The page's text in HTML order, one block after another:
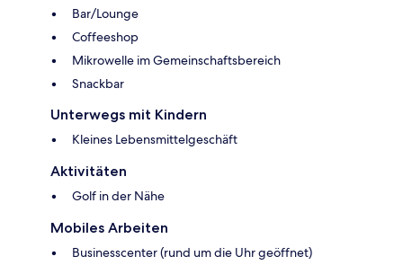
Bar/Lounge
Coffeeshop
Mikrowelle im Gemeinschaftsbereich
Snackbar
Unterwegs mit Kindern
Kleines Lebensmittelgeschäft
Aktivitäten
Golf in der Nähe
Mobiles Arbeiten
Businesscenter (rund um die Uhr geöffnet)